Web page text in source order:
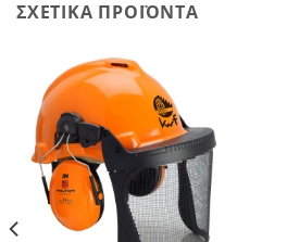
ΣΧΕΤΙΚΆ ΠΡΟΪΌΝΤΑ